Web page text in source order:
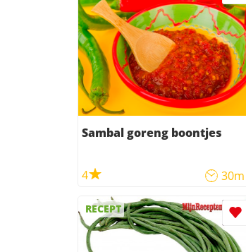
Sambal goreng boontjes
4 30m
RECEPT